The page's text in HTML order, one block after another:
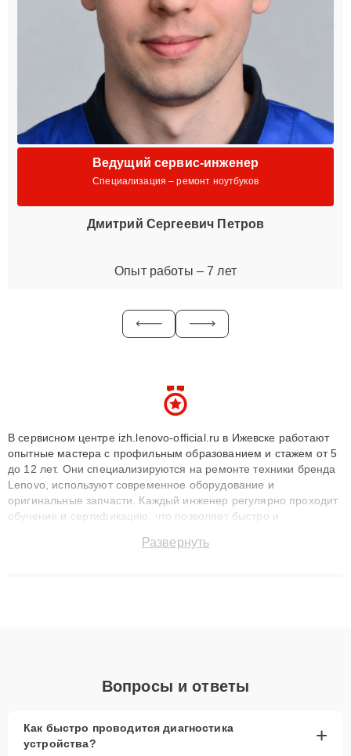
Ведущий сервис-инженер
Специализация – ремонт ноутбуков
Дмитрий Сергеевич Петров
Опыт работы – 7 лет
В сервисном центре izh.lenovo-official.ru в Ижевске работают
опытные мастера с профильным образованием и стажем от 5
до 12 лет. Они специализируются на ремонте техники бренда
Lenovo, используют современное оборудование и
оригинальные запчасти. Каждый инженер регулярно проходит
обучение и сертификацию, что позволяет быстро и
сохранением гарантии до 3 лет. Наши мастера решают
Развернуть
Вопросы и ответы
Как быстро проводится диагностика
устройства?
+